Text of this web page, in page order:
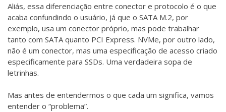
Aliás, essa diferenciação entre conector e protocolo é o que
acaba confundindo o usuário, já que o SATA M.2, por
exemplo, usa um conector próprio, mas pode trabalhar
tanto com SATA quanto PCI Express. NVMe, por outro lado,
não é um conector, mas uma especificação de acesso criado
especificamente para SSDs. Uma verdadeira sopa de
letrinhas.
Mas antes de entendermos o que cada um significa, vamos
entender o “problema”.